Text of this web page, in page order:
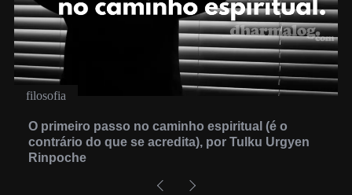
filosofia
O primeiro passo no caminho espiritual (é o
contrário do que se acredita), por Tulku Urgyen
Rinpoche